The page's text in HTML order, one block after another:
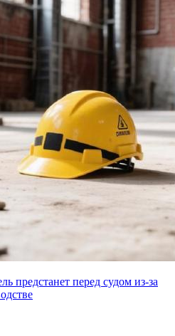
предстанет перед судом из-за